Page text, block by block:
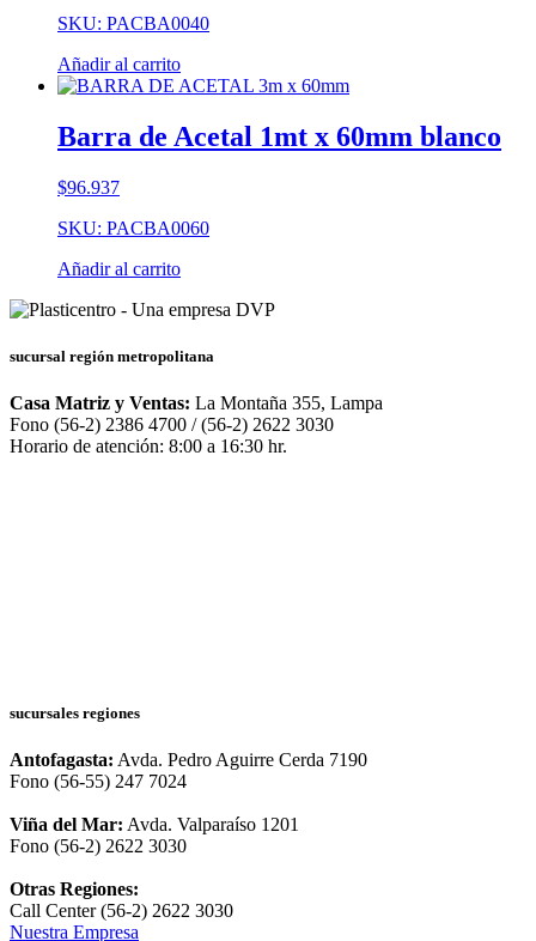
SKU: PACBA0040
Añadir al carrito
Barra de Acetal 1mt x 60mm blanco
$96.937
SKU: PACBA0060
Añadir al carrito
sucursal región metropolitana
Casa Matriz y Ventas: La Montaña 355, Lampa
Fono (56-2) 2386 4700 / (56-2) 2622 3030
Horario de atención: 8:00 a 16:30 hr.
sucursales regiones
Antofagasta: Avda. Pedro Aguirre Cerda 7190
Fono (56-55) 247 7024
Viña del Mar: Avda. Valparaíso 1201
Fono (56-2) 2622 3030
Otras Regiones:
Call Center (56-2) 2622 3030
Nuestra Empresa